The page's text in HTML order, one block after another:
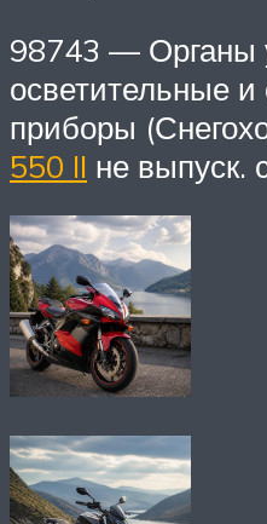
98743 — Органы
осветительные
приборы
550 II не выпуск.